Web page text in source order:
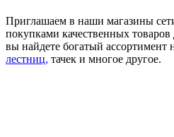
Приглашаем в наши магазины
покупками качественных товаров
вы найдете богатый ассортимент
лестниц, тачек и многое другое.